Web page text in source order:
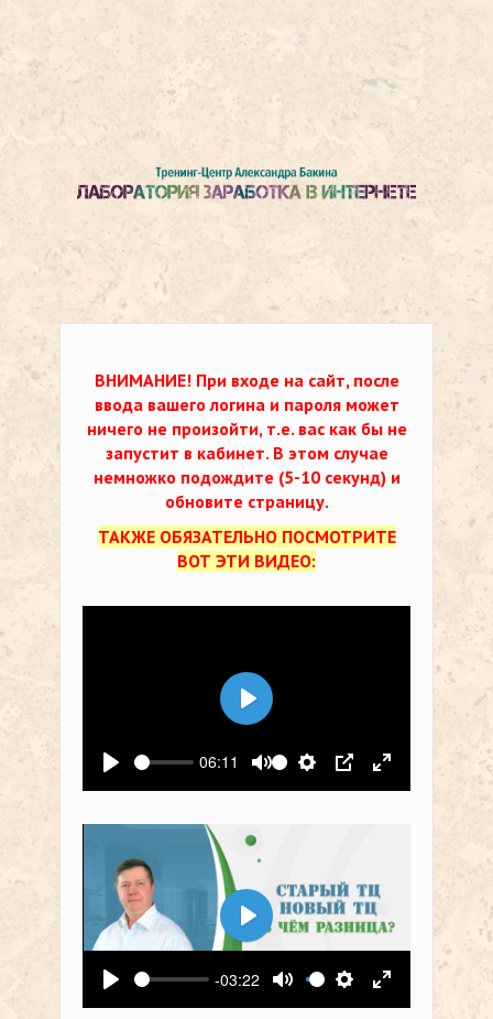
ВНИМАНИЕ! При входе на сайт, после
ввода вашего логина и пароля может
ничего не произойти, т.е. вас как бы не
запустит в кабинет. В этом случае
немножко подождите (5-10 секунд) и
обновите страницу.
ТАКЖЕ ОБЯЗАТЕЛЬНО ПОСМОТРИТЕ
ВОТ ЭТИ ВИДЕО:
Воспроизвести
06:11
Выключить звук
Настройки
PIP На весь
Воспроизвести
Воспроизвести
-03:22
Выключить звук
Настройки
На весь
Воспроизвести